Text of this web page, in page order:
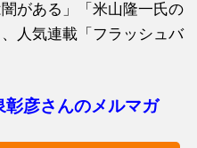
がある」「米山隆一氏の
人気連載「フラッシュバ
彰彦さんのメルマガ